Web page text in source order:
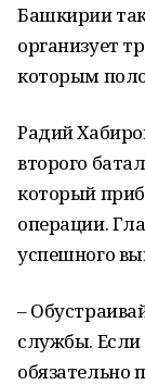
Башкирии
организует
которым
Радий
второго
который
операции.
успешного
–
службы.
обязательно